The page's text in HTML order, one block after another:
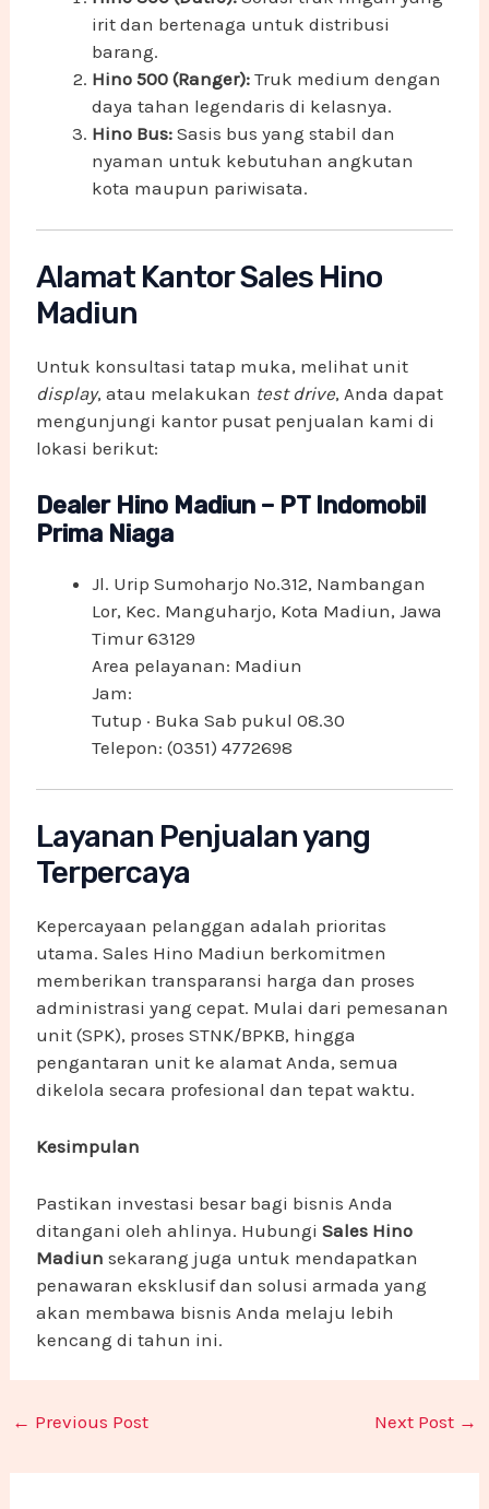
irit dan bertenaga untuk distribusi
barang.
Hino 500 (Ranger): Truk medium dengan
daya tahan legendaris di kelasnya.
Hino Bus: Sasis bus yang stabil dan
nyaman untuk kebutuhan angkutan
kota maupun pariwisata.
Alamat Kantor Sales Hino
Madiun
Untuk konsultasi tatap muka, melihat unit
display, atau melakukan test drive, Anda dapat
mengunjungi kantor pusat penjualan kami di
lokasi berikut:
Dealer Hino Madiun – PT Indomobil
Prima Niaga
Jl. Urip Sumoharjo No.312, Nambangan
Lor, Kec. Manguharjo, Kota Madiun, Jawa
Timur 63129
Area pelayanan: Madiun
Jam:
Tutup · Buka Sab pukul 08.30
Telepon: (0351) 4772698
Layanan Penjualan yang
Terpercaya
Kepercayaan pelanggan adalah prioritas
utama. Sales Hino Madiun berkomitmen
memberikan transparansi harga dan proses
administrasi yang cepat. Mulai dari pemesanan
unit (SPK), proses STNK/BPKB, hingga
pengantaran unit ke alamat Anda, semua
dikelola secara profesional dan tepat waktu.
Kesimpulan
Pastikan investasi besar bagi bisnis Anda
ditangani oleh ahlinya. HubungiSales Hino
Madiun sekarang juga untuk mendapatkan
penawaran eksklusif dan solusi armada yang
akan membawa bisnis Anda melaju lebih
kencang di tahun ini.
← Previous Post Next Post →